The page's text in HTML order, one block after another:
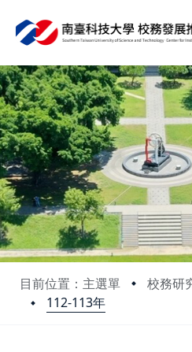
目前位置：主選單 校務研
112-113年
:::